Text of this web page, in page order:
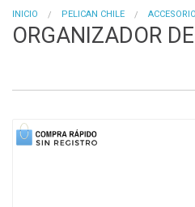
INICIO PELICAN CHILE
ORGANIZADOR
1 of 1